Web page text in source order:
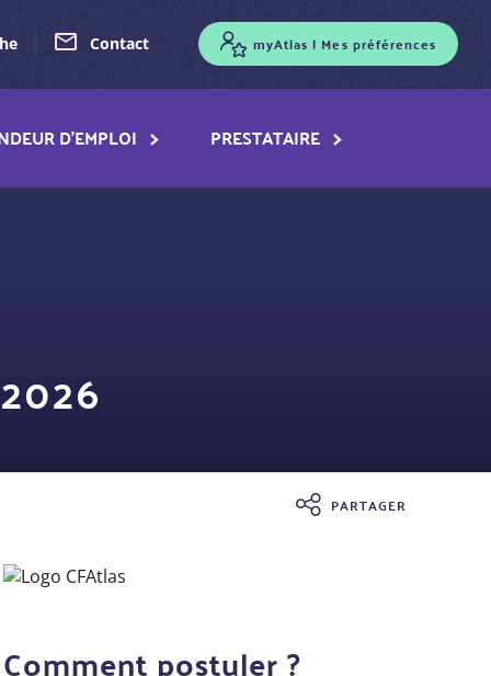
Contact myAtlas | Mes préférences
D'EMPLOI PRESTATAIRE
PARTAGER
Comment postuler ?